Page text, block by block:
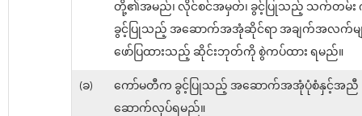
တို့၏အမည်၊ လိုင်စင်အမှတ်၊ ခွင့်ပြုသည့် သက်တမ်း
ခွင့်ပြုသည့် အဆောက်အအုံဆိုင်ရာ အချက်အလက်မျ
ဖော်ပြထားသည့် ဆိုင်းဘုတ်ကို စွဲကပ်ထား ရမည်။
(ခ)
ကော်မတီက ခွင့်ပြုသည့် အဆောက်အအုံပုံစံနှင့်အညီ
ဆောက်လုပ်ရမည်။